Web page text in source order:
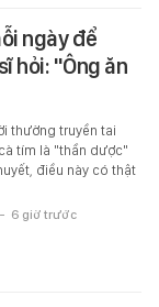
ngày để
hỏi: "Ông ăn
thường truyền tai
tím là "thần dược"
điều này có thật
- 6 giờ trước